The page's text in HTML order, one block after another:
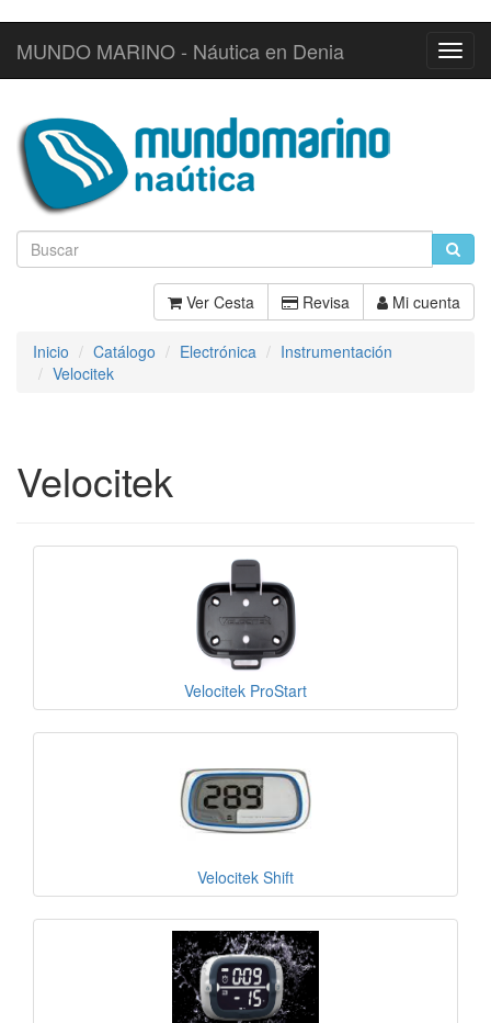
MUNDO MARINO - Náutica en Denia
Ver Cesta Revisa Mi cuenta
Inicio Catálogo Electrónica
Instrumentación
Velocitek
Velocitek
Velocitek ProStart
Velocitek Shift